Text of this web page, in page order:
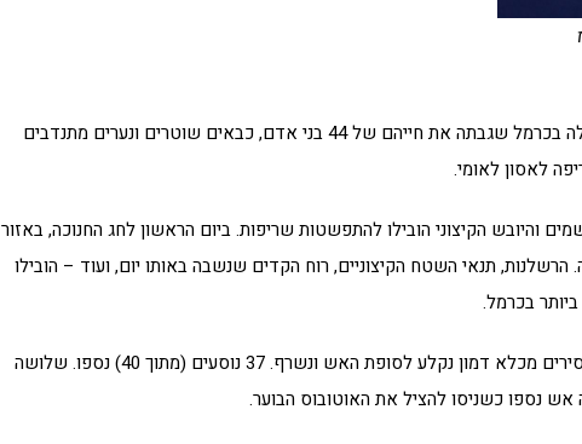
בחנוכה תשע"א התרחשה השריפה הגדולה בכרמל שגבתה את חייהם של 44 בני אדם, כבאים שוטרים ונערים מתנדבים
לאסון לאומי.
והיובש הקיצוני הובילו להתפשטות שריפות. ביום הראשון לחג החנוכה, באזור
הרשלנות, תנאי השטח הקיצוניים, רוח הקדים שנשבה באותו יום, ועוד – הובילו
בכרמל.
אוטובוס שהוביל סוהרים לתגבר פינוי אסירים מכלא דמון נקלע לסופת האש ונשרף. 37 נוסעים (מתוך 40) נספו. שלושה
נספו כשניסו להציל את האוטובוס הבוער.